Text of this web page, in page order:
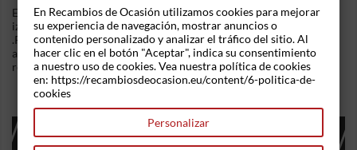
En Recambios de Ocasion disponemos de Piloto trasero
izquierdo Renault Laguna II Grandtour 1.9 dCi (120 cv)
.Referencia Interna: 03161624296417. Tiene una grieta que no
afecta a su funcionamiento. Ademas, disponemos de mas
recambios, si tiene cualquier duda consultenos.
16 OTROS PRODUCTOS EN LA MISMA
CATEGORÍA:
En Recambios de Ocasión utilizamos cookies para mejorar
su experiencia de navegación, mostrar anuncios o
contenido personalizado y analizar el tráfico del sitio. Al
hacer clic en el botón "Aceptar", indica su consentimiento
a nuestro uso de cookies. Vea nuestra política de cookies
en: https://recambiosdeocasion.eu/content/6-politica-de-
cookies
Personalizar